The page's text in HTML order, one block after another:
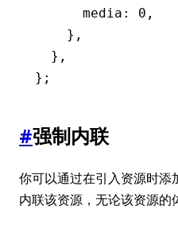
      media
: 0 ,
    }
,
  }
,
};
#强制内联
你可以通过在引入资源时添
内联该资源，无论该资源的